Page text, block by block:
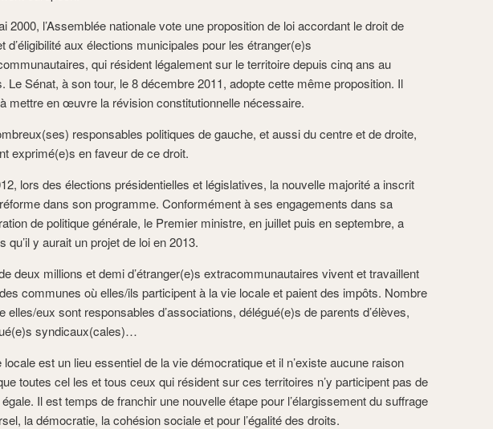
2000, l’Assemblée nationale vote une proposition de loi accordant le droit de
d’éligibilité aux élections municipales pour les étranger(e)s
qui résident légalement sur le territoire depuis cinq ans au
Le Sénat, à son tour, le 8 décembre 2011, adopte cette même proposition. Il
mettre en œuvre la révision constitutionnelle nécessaire.
responsables politiques de gauche, et aussi du centre et de droite,
exprimé(e)s en faveur de ce droit.
lors des élections présidentielles et législatives, la nouvelle majorité a inscrit
dans son programme. Conformément à ses engagements dans sa
de politique générale, le Premier ministre, en juillet puis en septembre, a
qu’il y aurait un projet de loi en 2013.
deux millions et demi d’étranger(e)s extracommunautaires vivent et travaillent
communes où elles/ils participent à la vie locale et paient des impôts. Nombre
elles/eux sont responsables d’associations, délégué(e)s de parents d’élèves,
syndicaux(cales)…
locale est un lieu essentiel de la vie démocratique et il n’existe aucune raison
toutes cel les et tous ceux qui résident sur ces territoires n’y participent pas de
Il est temps de franchir une nouvelle étape pour l’élargissement du suffrage
la démocratie, la cohésion sociale et pour l’égalité des droits.